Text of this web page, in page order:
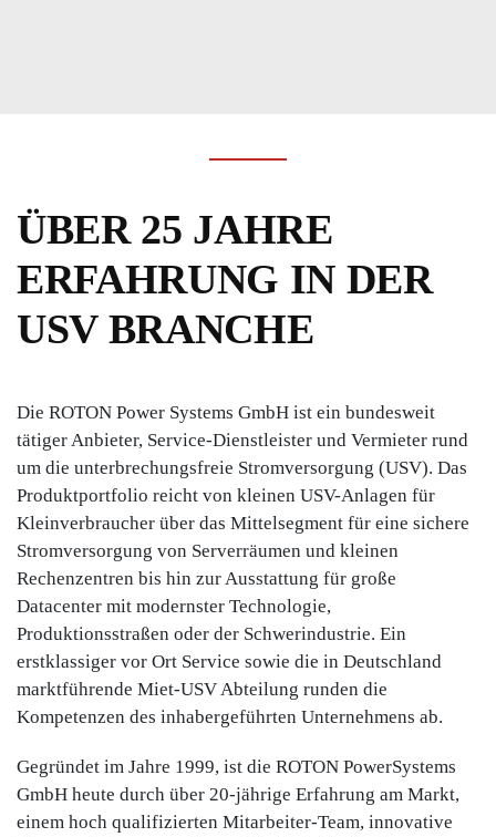
ÜBER 25 JAHRE
ERFAHRUNG IN DER
USV BRANCHE
Die ROTON Power Systems GmbH ist ein bundesweit
tätiger Anbieter, Service-Dienstleister und Vermieter rund
um die unterbrechungsfreie Stromversorgung (USV). Das
Produktportfolio reicht von kleinen USV-Anlagen für
Kleinverbraucher über das Mittelsegment für eine sichere
Stromversorgung von Serverräumen und kleinen
Rechenzentren bis hin zur Ausstattung für große
Datacenter mit modernster Technologie,
Produktionsstraßen oder der Schwerindustrie. Ein
erstklassiger vor Ort Service sowie die in Deutschland
marktführende Miet-USV Abteilung runden die
Kompetenzen des inhabergeführten Unternehmens ab.
Gegründet im Jahre 1999, ist die ROTON PowerSystems
GmbH heute durch über 20-jährige Erfahrung am Markt,
einem hoch qualifizierten Mitarbeiter-Team, innovative